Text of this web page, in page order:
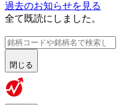
過去のお知らせを見る
全て既読にしました。
閉じる